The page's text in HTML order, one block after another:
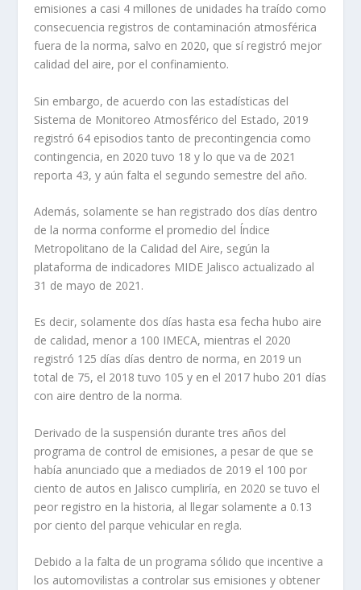
emisiones a casi 4 millones de unidades ha traído como
consecuencia registros de contaminación atmosférica
fuera de la norma, salvo en 2020, que sí registró mejor
calidad del aire, por el confinamiento.
Sin embargo, de acuerdo con las estadísticas del
Sistema de Monitoreo Atmosférico del Estado, 2019
registró 64 episodios tanto de precontingencia como
contingencia, en 2020 tuvo 18 y lo que va de 2021
reporta 43, y aún falta el segundo semestre del año.
Además, solamente se han registrado dos días dentro
de la norma conforme el promedio del Índice
Metropolitano de la Calidad del Aire, según la
plataforma de indicadores MIDE Jalisco actualizado al
31 de mayo de 2021.
Es decir, solamente dos días hasta esa fecha hubo aire
de calidad, menor a 100 IMECA, mientras el 2020
registró 125 días días dentro de norma, en 2019 un
total de 75, el 2018 tuvo 105 y en el 2017 hubo 201 días
con aire dentro de la norma.
Derivado de la suspensión durante tres años del
programa de control de emisiones, a pesar de que se
había anunciado que a mediados de 2019 el 100 por
ciento de autos en Jalisco cumpliría, en 2020 se tuvo el
peor registro en la historia, al llegar solamente a 0.13
por ciento del parque vehicular en regla.
Debido a la falta de un programa sólido que incentive a
los automovilistas a controlar sus emisiones y obtener